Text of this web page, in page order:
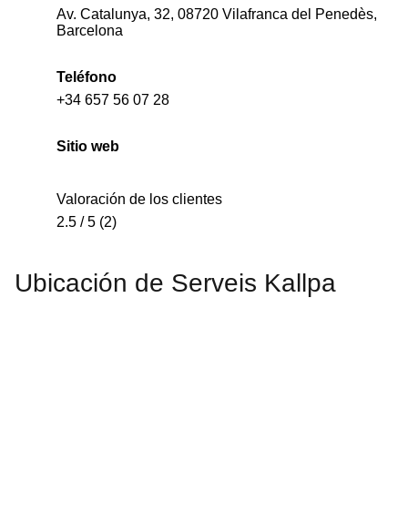
Av. Catalunya, 32, 08720 Vilafranca del Penedès,
Barcelona
Teléfono
+34 657 56 07 28
Sitio web
Valoración de los clientes
2.5 / 5 (2)
Ubicación de Serveis Kallpa